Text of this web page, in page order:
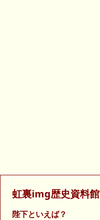
虹裏img歴史資料館
陛下といえば？